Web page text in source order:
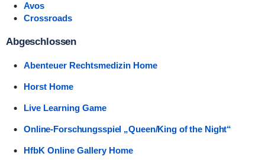
Avos
Crossroads
Abgeschlossen
Abenteuer Rechtsmedizin Home
Horst Home
Live Learning Game
Online-Forschungsspiel „Queen/King of the Night“
HfbK Online Gallery Home